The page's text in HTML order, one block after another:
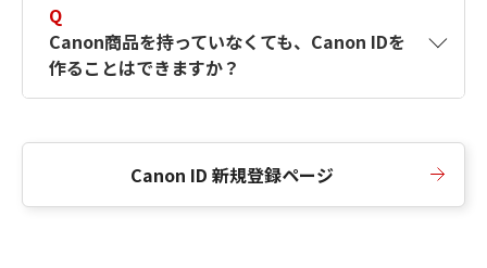
Q
Canon商品を持っていなくても、Canon IDを
作ることはできますか？
Canon ID 新規登録ページ